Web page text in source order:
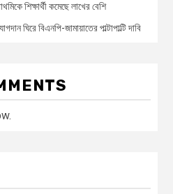
শিক্ষার্থী কমেছে লাখের বেশি
ঘিরে বিএনপি-জামায়াতের পাল্টাপাল্টি দাবি